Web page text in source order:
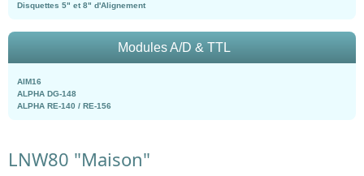
Disquettes 5" et 8" d'Alignement
Modules A/D & TTL
AIM16
ALPHA DG-148
ALPHA RE-140 / RE-156
LNW80 "Maison"